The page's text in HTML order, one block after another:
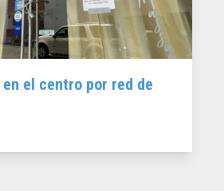
el centro por red de